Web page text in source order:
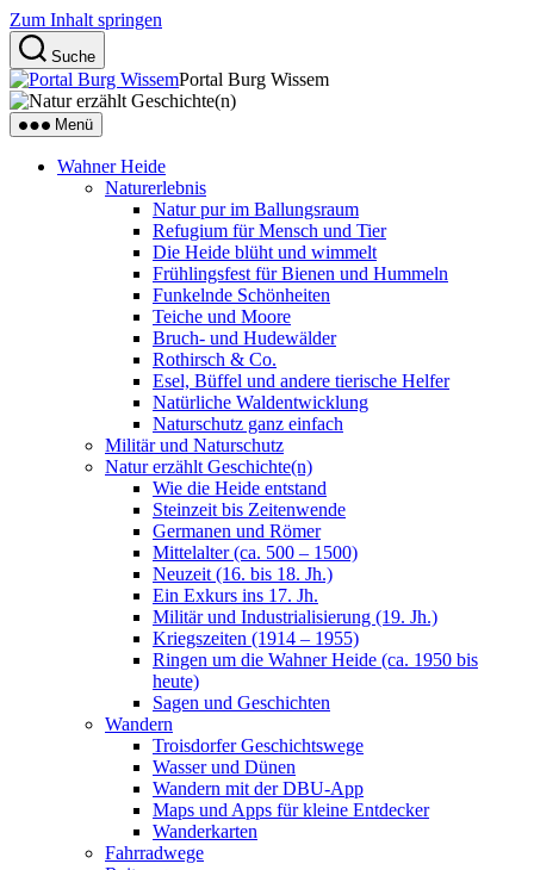
Zum Inhalt springen
Suche
Portal Burg Wissem
Menü
Wahner Heide
Naturerlebnis
Natur pur im Ballungsraum
Refugium für Mensch und Tier
Die Heide blüht und wimmelt
Frühlingsfest für Bienen und Hummeln
Funkelnde Schönheiten
Teiche und Moore
Bruch- und Hudewälder
Rothirsch & Co.
Esel, Büffel und andere tierische Helfer
Natürliche Waldentwicklung
Naturschutz ganz einfach
Militär und Naturschutz
Natur erzählt Geschichte(n)
Wie die Heide entstand
Steinzeit bis Zeitenwende
Germanen und Römer
Mittelalter (ca. 500 – 1500)
Neuzeit (16. bis 18. Jh.)
Ein Exkurs ins 17. Jh.
Militär und Industrialisierung (19. Jh.)
Kriegszeiten (1914 – 1955)
Ringen um die Wahner Heide (ca. 1950 bis
heute)
Sagen und Geschichten
Wandern
Troisdorfer Geschichtswege
Wasser und Dünen
Wandern mit der DBU-App
Maps und Apps für kleine Entdecker
Wanderkarten
Fahrradwege